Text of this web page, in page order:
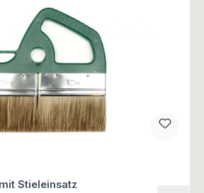
Stieleinsatz